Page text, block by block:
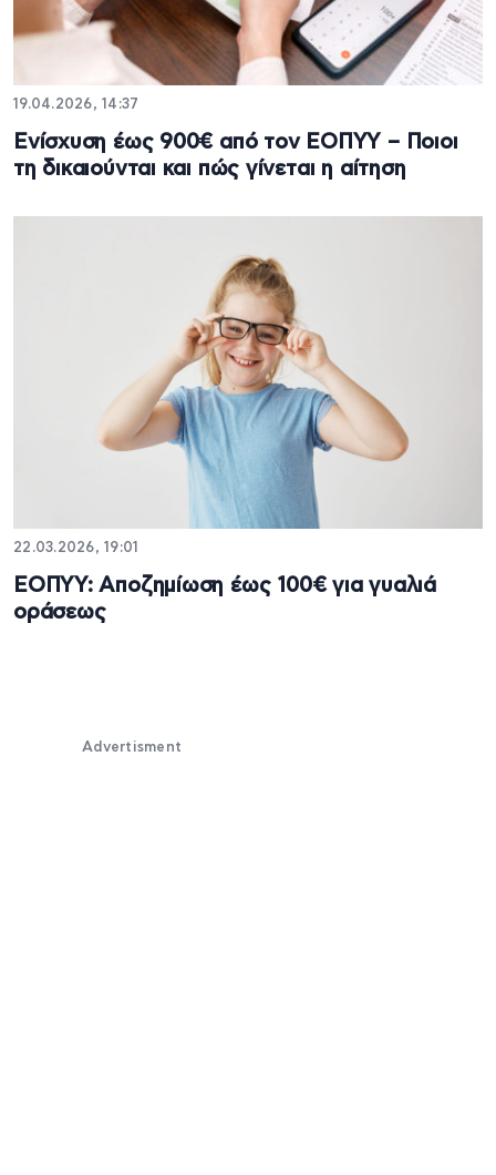
19.04.2026, 14:37
Ενίσχυση έως 900€ από τον ΕΟΠΥΥ – Ποιοι
τη δικαιούνται και πώς γίνεται η αίτηση
22.03.2026, 19:01
ΕΟΠΥΥ: Αποζημίωση έως 100€ για γυαλιά
οράσεως
Advertisment